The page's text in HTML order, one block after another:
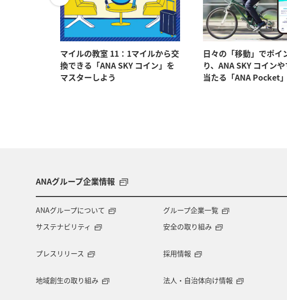
マイルの教室 11：1マイルから交
換できる「ANA SKY コイン」を
マスターしよう
日々の「移動」でポイ
り、ANA SKY コイン
当たる「ANA Pocket」
ANAグループ企業情報
ANAグループについて グループ企業一覧
サステナビリティ
安全の取り組み
プレスリリース
採用情報
地域創生の取り組み 法人・自治体向け情報